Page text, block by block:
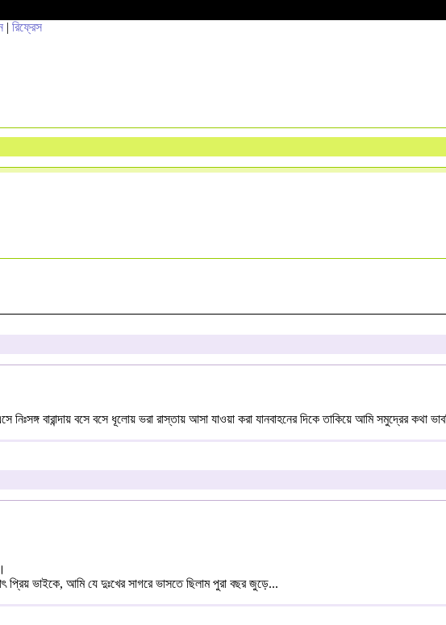
| রিফ্রেস
বারান্দায় বসে বসে ধূলোয় ভরা রাস্তায় আসা যাওয়া করা যানবাহনের দিকে তাকিয়ে আমি সমুদ্রের কথা
প্রিয় ভাইকে, আমি যে দুঃখের সাগরে ভাসতে ছিলাম পুরা বছর জুড়ে...